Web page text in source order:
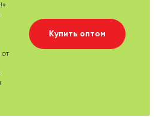
Купить оптом